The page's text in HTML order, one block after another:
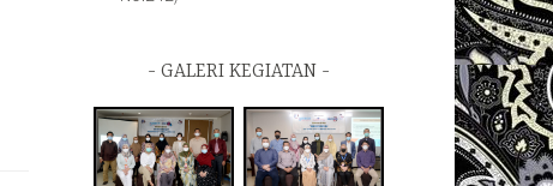
GALERI KEGIATAN